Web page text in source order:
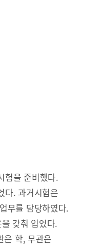
험을 준비했다.
다. 과거시험은
무를 담당하였다.
갖춰 입었다.
은 학, 무관은